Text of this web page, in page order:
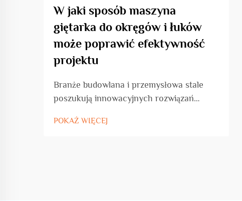
W jaki sposób maszyna
giętarka do okręgów i łuków
może poprawić efektywność
projektu
Branże budowlana i przemysłowa stale
poszukują innowacyjnych rozwiązań
jednoczesnym zachowaniu precyzji i
POKAŻ WIĘCEJ